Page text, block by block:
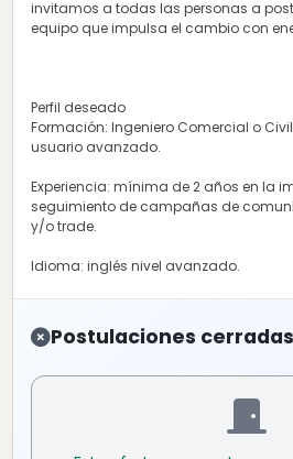
invitamos a todas las personas a
equipo que impulsa el cambio con
Perfil deseado
Formación: Ingeniero Comercial o
usuario avanzado.
Experiencia: mínima de 2 años en la
seguimiento de campañas de
y/o trade.
Idioma: inglés nivel avanzado.
Postulaciones cerradas